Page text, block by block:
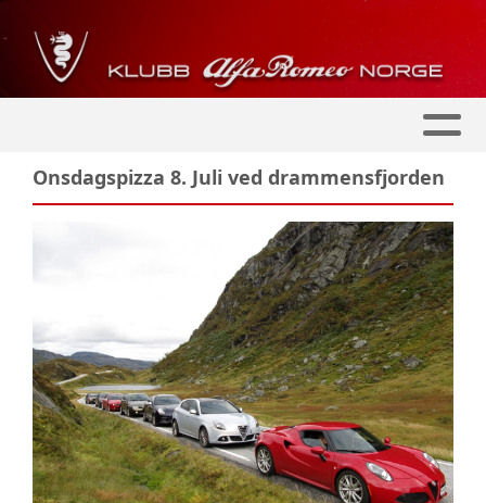
Onsdagspizza 8. Juli ved drammensfjorden